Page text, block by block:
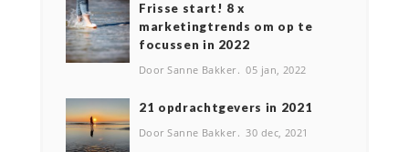
Frisse start! 8 x
marketingtrends om op te
focussen in 2022
Door Sanne Bakker 05 jan, 2022
2️1 opdrachtgevers in 2021
Door Sanne Bakker 30 dec, 2021